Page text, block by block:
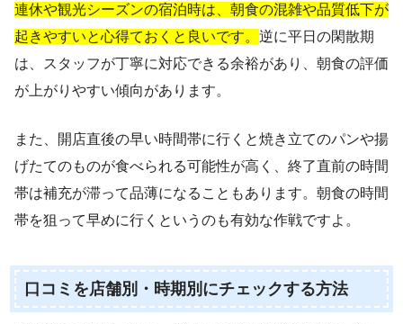
連休や観光シーズンの宿泊時は、朝食の混雑や品質低下が
起きやすいと心得ておくと良いです。 逆に平日の閑散期
は、スタッフが丁寧に対応できる余裕があり、朝食の評価
が上がりやすい傾向があります。
また、開店直後の早い時間帯に行くと焼き立てのパンや揚
げたてのものが食べられる可能性が高く、終了直前の時間
帯は補充が滞って品薄になることもあります。朝食の時間
帯を狙って早めに行くというのも有効な作戦ですよ。
口コミを店舗別・時期別にチェックする方法